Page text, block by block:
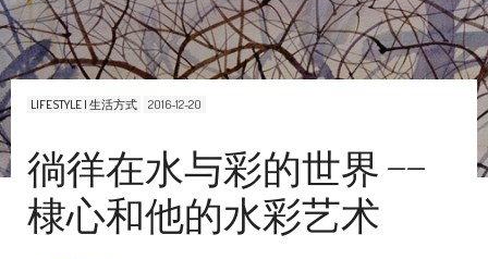
LIFESTYLE | 生活方式 2016-12-20
徜徉在水与彩的世界 ——
棣心和他的水彩艺术